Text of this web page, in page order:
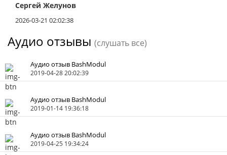
Сергей Желунов
2026-03-21 02:02:38
Аудио отзывы (слушать все)
Аудио отзыв BashModul
2019-04-28 20:02:39
Аудио отзыв BashModul
2019-01-14 19:36:18
Аудио отзыв BashModul
2019-04-25 19:34:24